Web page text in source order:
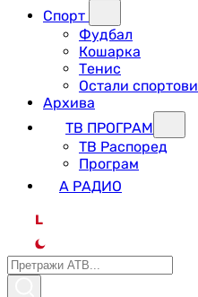
Спорт
Фудбал
Кошарка
Тенис
Остали спортови
Архива
ТВ ПРОГРАМ
ТВ Распоред
Програм
А РАДИО
L